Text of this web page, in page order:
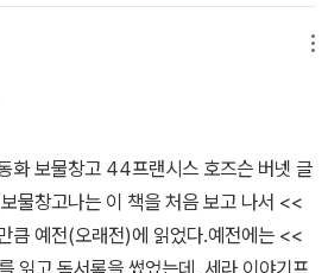
물 난다. 부자 아빠를 둔 덕에 기숙학교에
날 아빠가 재산도 하나도 남기지 못한 채
며 고생한다. 다이아몬드 광산의 상속녀
린다. 하지만, 기품있는 아이, 사라는 꿋
을 준 것은 넘치는 상상력. 사라는 쥐가 나
티유 감옥이라 생각하기도 하고, 감옥
리 앙뜨와네트에게 자신을 대입 하기도
이, 멜키세덱이라는 이름을 붙여 부르며
지지 않았던 사라를 보며, 육아의 힘겨
이다. 한참 책 속 세계에 빠져 있던 사라
바람에 다시 현실로 돌아와야 했다. 그리
. 책을 읽고 있다. 방해를 받았을 때 평정
해 주는 것만큼은 사라에게도 쉬운 일
껴지는 엄청난 짜증은 책을 좋아하는 사
기분이리라. 터질 듯 짜증나는 심정을
은 유혹을 꾹 참고 감정을 숨기는 일이
보물창고 44프랜시스 호즈슨 버넷 글
물창고나는 이 책을 처음 보고 나서 <<
큼 예전(오래전)에 읽었다.예전에는 <<